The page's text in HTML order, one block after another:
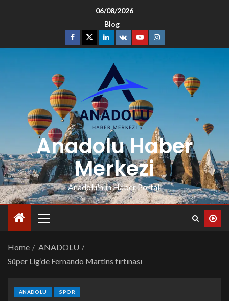
06/08/2026
Blog
Anadolu Haber
Merkezi
Anadolu'nun Haber Portalı
Home
ANADOLU
Süper Lig’de Fernando Martins fırtınası
ANADOLU SPOR